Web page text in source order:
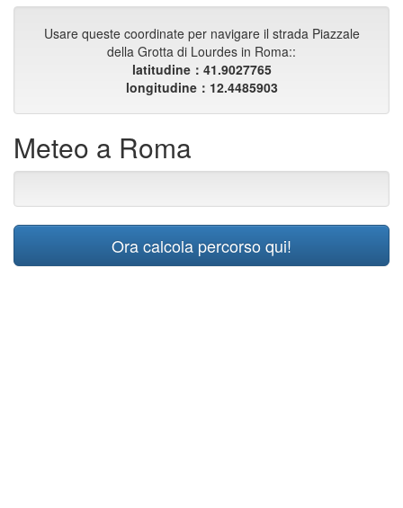
Usare queste coordinate per navigare il strada Piazzale
della Grotta di Lourdes in Roma::
latitudine：41.9027765
longitudine：12.4485903
Meteo a Roma
Ora calcola percorso qui!